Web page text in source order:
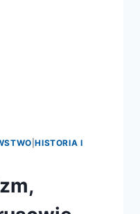
|HISTORIA I